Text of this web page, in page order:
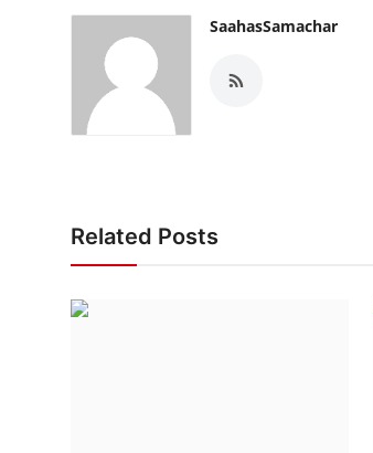
SaahasSamachar
Related Posts